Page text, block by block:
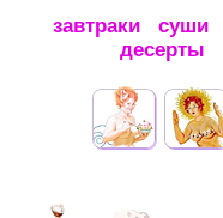
завтраки суши
десерты